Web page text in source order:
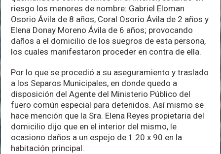
riesgo los menores de nombre: Gabriel Eloman
Osorio Ávila de 8 años, Coral Osorio Ávila de 2 años y
Elena Donay Moreno Ávila de 6 años; provocando
daños a el domicilio de los suegros de esta persona,
los cuales manifestaron proceder en contra de ella.
Por lo que se procedió a su aseguramiento y traslado
a los Separos Municipales, en donde quedo a
disposición del Agente del Ministerio Público del
fuero común especial para detenidos. Así mismo se
hace mención que la Sra. Elena Reyes propietaria del
domicilio dijo que en el interior del mismo, le
ocasiono daños a un espejo de 1.20 x 90 en la
habitación principal.